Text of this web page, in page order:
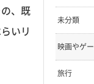
、既
いリ
未分類
映画やゲ
旅行